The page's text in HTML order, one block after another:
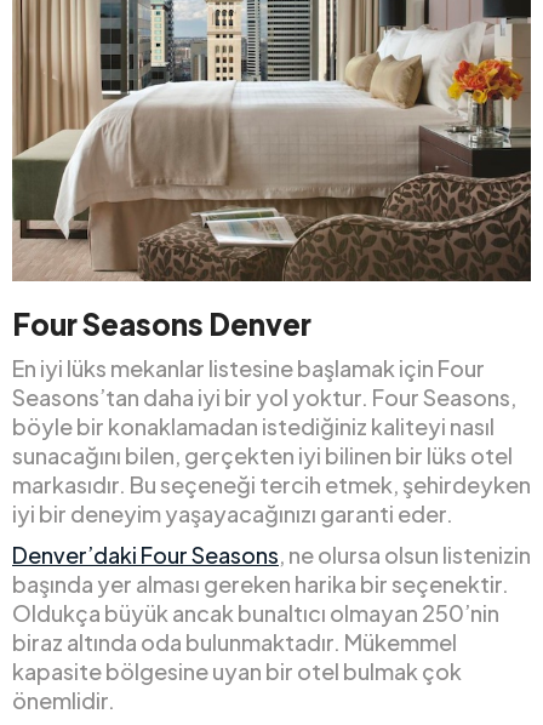
Four Seasons Denver
En iyi lüks mekanlar listesine başlamak için Four
Seasons’tan daha iyi bir yol yoktur. Four Seasons,
böyle bir konaklamadan istediğiniz kaliteyi nasıl
sunacağını bilen, gerçekten iyi bilinen bir lüks otel
markasıdır. Bu seçeneği tercih etmek, şehirdeyken
iyi bir deneyim yaşayacağınızı garanti eder.
Denver’daki Four Seasons, ne olursa olsun listenizin
başında yer alması gereken harika bir seçenektir.
Oldukça büyük ancak bunaltıcı olmayan 250’nin
biraz altında oda bulunmaktadır. Mükemmel
kapasite bölgesine uyan bir otel bulmak çok
önemlidir.